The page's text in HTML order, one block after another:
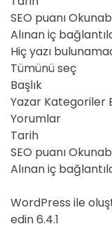
SEO puanı
Alınan iç
Hiç yazı
Tümünü seç
Başlık
Yazar Kategoriler
Yorumlar
Tarih
SEO puanı
Alınan iç
WordPress ile
edin 6.4.1